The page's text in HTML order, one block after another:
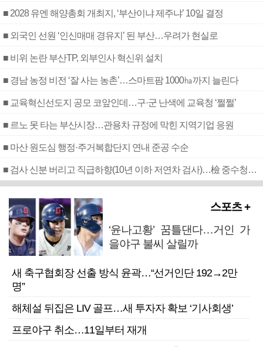
■ 2028 유엔 해양총회 개최지, ‘부산이냐 제주냐’ 10일 결정
■ 외국인 선원 ‘인신매매 경유지’ 된 부산…우려가 현실로
■ 비위 논란 부산TP, 외부인사 혁신위 설치
■ 경남 농정 비전 ‘잘 사는 농촌’…스마트팜 1000㏊까지 늘린다
■ 교육혁신선도지 공모 코앞인데…구·군 난색에 교육청 ‘쩔쩔’
■ 르노 못 타는 부산시장…관용차 규정에 막힌 지역기업 응원
■ 마산 원도심 행정·주거복합단지 연내 준공 수순
■ 검사 신분 버리고 직급하향(10년 이하 저연차 검사)…檢 중수청행 기피
스포츠 +
‘윤나고황’ 꿈틀댄다…거인 가
을야구 불씨 살릴까
새 축구협회장 선출 방식 윤곽…“선거인단 192→2만
명”
해체설 뒤집은 LIV 골프…새 투자자 확보 ‘기사회생’
프로야구 취소…11일부터 재개